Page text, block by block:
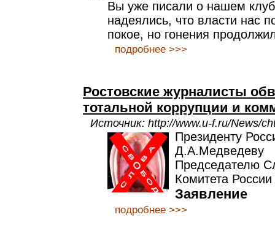
Вы уже писали о нашем
надеялись, что власти нас
покое, но гонения
подробнее >>>
Ростовские журналисты
тотальной коррупции и
Источник: http://www.u-f.ru/News/
Президенту
Д.А.Медведеву
Председателю
Комитета
Заявление
подробнее >>>